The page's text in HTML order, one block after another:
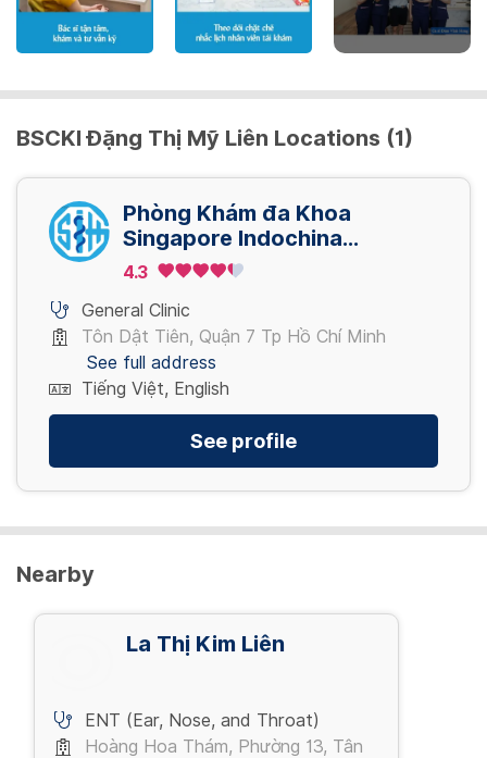
BSCKI Đặng Thị Mỹ Liên Locations (1)
Phòng Khám đa Khoa
Singapore Indochina
Healthcare Group (SIHG)
4.3
General Clinic
Tôn Dật Tiên, Quận 7 Tp Hồ Chí Minh
See full address
Tiếng Việt, English
See profile
Nearby
La Thị Kim Liên
ENT (Ear, Nose, and Throat)
Hoàng Hoa Thám, Phường 13, Tân